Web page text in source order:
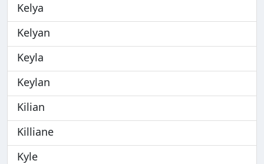
Kelya
Kelyan
Keyla
Keylan
Kilian
Killiane
Kyle